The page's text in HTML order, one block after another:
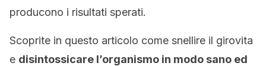
producono i risultati sperati.
Scoprite in questo articolo come snellire il girovita
e disintossicare l’organismo in modo sano ed